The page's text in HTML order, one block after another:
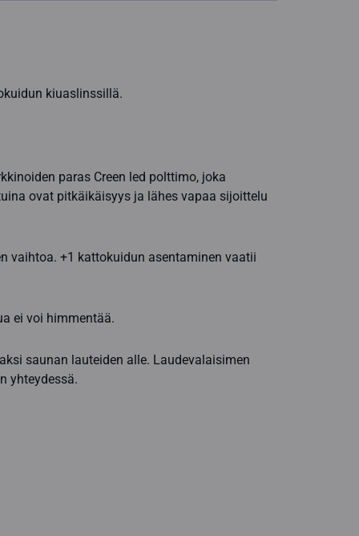
kiuaslinssillä.
paras Creen led polttimo, joka
ovat pitkäikäisyys ja lähes vapaa sijoittelu
vaihtoa. +1 kattokuidun asentaminen vaatii
ei voi himmentää.
saunan lauteiden alle. Laudevalaisimen
yhteydessä.